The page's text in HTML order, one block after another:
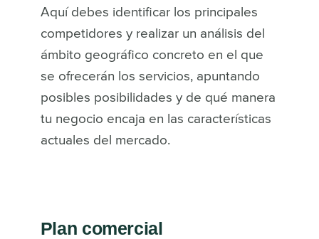
Aquí debes identificar los principales
competidores y realizar un análisis del
ámbito geográfico concreto en el que
se ofrecerán los servicios, apuntando
posibles posibilidades y de qué manera
tu negocio encaja en las características
actuales del mercado.
Plan comercial